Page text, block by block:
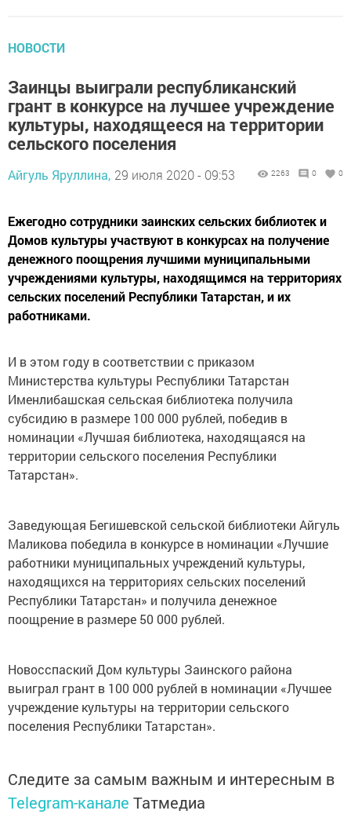
НОВОСТИ
Заинцы выиграли республиканский
грант в конкурсе на лучшее учреждение
культуры, находящееся на территории
сельского поселения
Айгуль Яруллина, 29 июля 2020 - 09:53 2263 0 0
Ежегодно сотрудники заинских сельских библиотек и
Домов культуры участвуют в конкурсах на получение
денежного поощрения лучшими муниципальными
учреждениями культуры, находящимся на территориях
сельских поселений Республики Татарстан, и их
работниками.
И в этом году в соответствии с приказом
Министерства культуры Республики Татарстан
Именлибашская сельская библиотека получила
субсидию в размере 100 000 рублей, победив в
номинации «Лучшая библиотека, находящаяся на
территории сельского поселения Республики
Татарстан».
Заведующая Бегишевской сельской библиотеки Айгуль
Маликова победила в конкурсе в номинации «Лучшие
работники муниципальных учреждений культуры,
находящихся на территориях сельских поселений
Республики Татарстан» и получила денежное
поощрение в размере 50 000 рублей.
Новосспаский Дом культуры Заинского района
выиграл грант в 100 000 рублей в номинации «Лучшее
учреждение культуры на территории сельского
поселения Республики Татарстан».
Следите за самым важным и интересным в
Telegram-канале Татмедиа